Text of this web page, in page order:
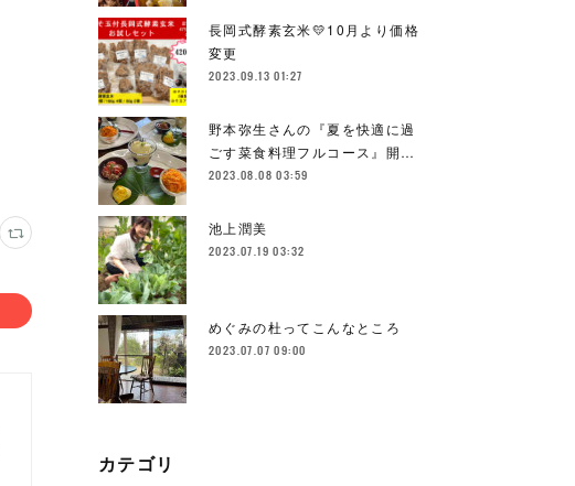
長岡式酵素玄米💛10月より価格
変更
2023.09.13 01:27
野本弥生さんの『夏を快適に過
ごす菜食料理フルコース』開…
2023.08.08 03:59
池上潤美
2023.07.19 03:32
めぐみの杜ってこんなところ
2023.07.07 09:00
カテゴリ